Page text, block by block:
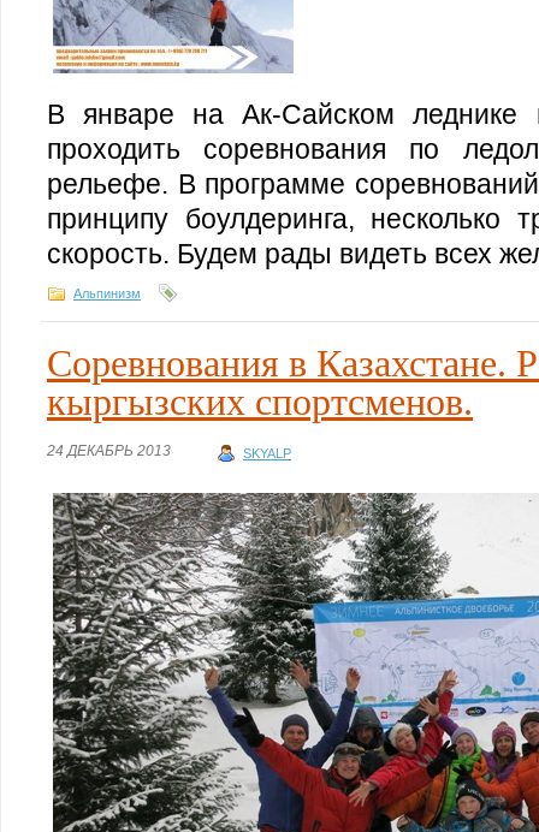
В январе на Ак-Сайском леднике
проходить соревнования по
рельефе. В программе
принципу боулдеринга, несколько
скорость. Будем рады видеть всех
Альпинизм
Соревнования в Казахстане.
кыргызских спортсменов.
24 ДЕКАБРЬ 2013 SKYALP